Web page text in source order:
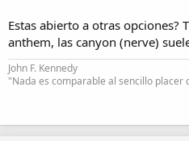
Estas abierto a otras opciones?
anthem, las canyon (nerve)
John F. Kennedy
"Nada es comparable al sencillo placer